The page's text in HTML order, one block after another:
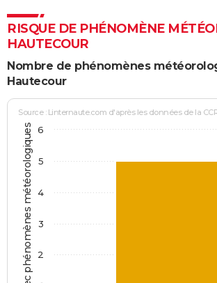
RISQUE DE PHÉNOMÈNE
HAUTECOUR
Nombre de phénomènes
Hautecour
Jours avec phénomènes météorologiques
Source : Linternaute.com d'après les données de la
2
3
4
5
6